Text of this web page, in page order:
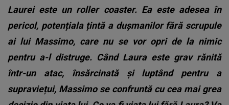
Laurei este un roller coaster. Ea este adesea în
pericol, potențiala țintă a dușmanilor fără scrupule
ai lui Massimo, care nu se vor opri de la nimic
pentru a-l distruge. Când Laura este grav rănită
într-un atac, însărcinată și luptând pentru a
supraviețui, Massimo se confruntă cu cea mai grea